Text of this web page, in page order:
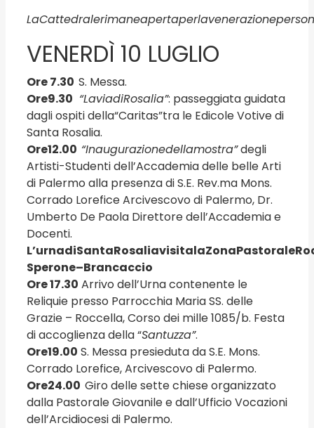
LaCattedralerimaneapertaperlavenerazione
VENERDÌ 10 LUGLIO
Ore 7.30 S. Messa.
Ore9.30 “LaviadiRosalia”: passeggiata guidata
dagli ospiti della“Caritas”tra le Edicole Votive di
Santa Rosalia.
Ore12.00 “Inaugurazionedellamostra”degli
Artisti-Studenti dell’Accademia delle belle Arti
di Palermo alla presenza di S.E. Rev.ma Mons.
Corrado Lorefice Arcivescovo di Palermo, Dr.
Umberto De Paola Direttore dell’Accademia e
Docenti.
L’urnadiSantaRosaliavisitalaZonaPastorale
Sperone–Brancaccio
Ore17.30 Arrivo dell’Urna contenente le
Reliquie presso Parrocchia Maria SS. delle
Grazie – Roccella, Corso dei mille 1085/b. Festa
di accoglienza della “Santuzza”.
Ore19.00 S. Messa presieduta da S.E. Mons.
Corrado Lorefice, Arcivescovo di Palermo.
Ore24.00 Giro delle sette chiese organizzato
dalla Pastorale Giovanile e dall’Ufficio Vocazioni
dell’Arcidiocesi di Palermo.